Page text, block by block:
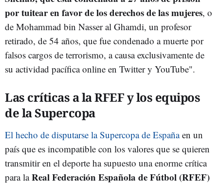
por tuitear en favor de los derechos de las mujeres, o
de Mohammad bin Nasser al Ghamdi, un profesor
retirado, de 54 años, que fue condenado a muerte por
falsos cargos de terrorismo, a causa exclusivamente de
su actividad pacífica online en Twitter y YouTube".
Las críticas a la RFEF y los equipos
de la Supercopa
El hecho de disputarse la Supercopa de Españaen un
país que es incompatible con los valores que se quieren
transmitir en el deporte ha supuesto una enorme crítica
para laReal Federación Española de Fútbol (RFEF)